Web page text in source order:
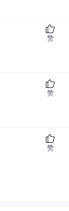
赞
赞
赞